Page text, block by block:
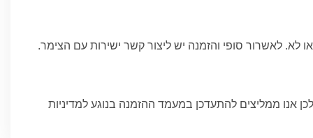
ברגע האחרון. באתר ווינקד ובחשבון האינסטגרם תוכלו
צימרים בספונטניות בלב המדבר או במיקום מעולה בקרבת
אם אירוח כפרי בקיבוצים בנגב המערבי, צימרים בקרבת ים
לא. לאשרור סופי והזמנה יש ליצור קשר ישירות עם הצימר.
אנו ממליצים להתעדכן במעמד ההזמנה בנוגע למדיניות